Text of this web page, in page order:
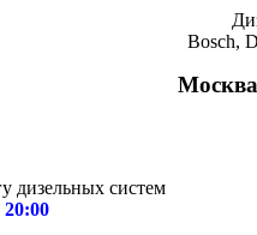
Bosch,
дизельных систем